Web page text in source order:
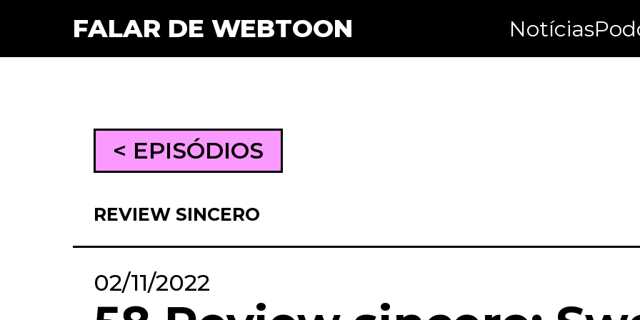
FALAR DE WEBTOON Notícias
< EPISÓDIOS
REVIEW SINCERO
02/11/2022